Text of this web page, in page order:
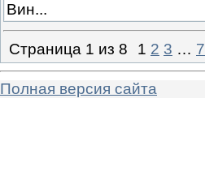
Вин...
Страница 1 из 8 1 2 3 … 7
Полная версия сайта